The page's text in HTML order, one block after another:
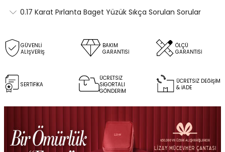
0.17 Karat Pırlanta Baget Yüzük Sıkça Sorulan Sorular
GÜVENLİ
ALIŞVERİŞ
BAKIM
GARANTİSİ
ÖLÇÜ
GARANTİSİ
SERTİFİKA
ÜCRETSİZ
SİGORTALI
GÖNDERİM
ÜCRETSİZ DEĞİŞİM
& İADE